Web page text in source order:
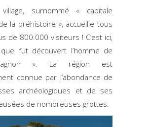
surnommé « capitale
la préhistoire », accueille tous
de 800.000 visiteurs ! C’est ici,
fut découvert l’homme de
». La région est
connue par l’abondance de
archéologiques et de ses
de nombreuses grottes.